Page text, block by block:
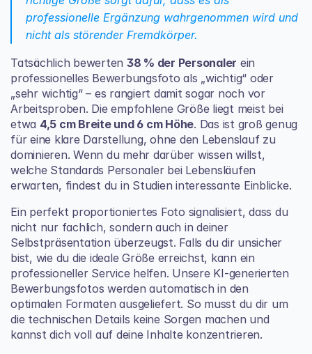
professionelle Ergänzung wahrgenommen wird und
nicht als störender Fremdkörper.
Tatsächlich bewerten 38 % der Personaler ein
professionelles Bewerbungsfoto als „wichtig“ oder
„sehr wichtig“ – es rangiert damit sogar noch vor
Arbeitsproben. Die empfohlene Größe liegt meist bei
etwa 4,5 cm Breite und 6 cm Höhe. Das ist groß genug
für eine klare Darstellung, ohne den Lebenslauf zu
welche Standards Personaler bei Lebensläufen
erwarten, findest du in Studien interessante Einblicke.
Ein perfekt proportioniertes Foto signalisiert, dass du
nicht nur fachlich, sondern auch in deiner
Selbstpräsentation überzeugst. Falls du dir unsicher
bist, wie du die ideale Größe erreichst, kann ein
professioneller Service helfen. Unsere KI-generierten
Bewerbungsfotos werden automatisch in den
optimalen Formaten ausgeliefert. So musst du dir um
die technischen Details keine Sorgen machen und
kannst dich voll auf deine Inhalte konzentrieren.